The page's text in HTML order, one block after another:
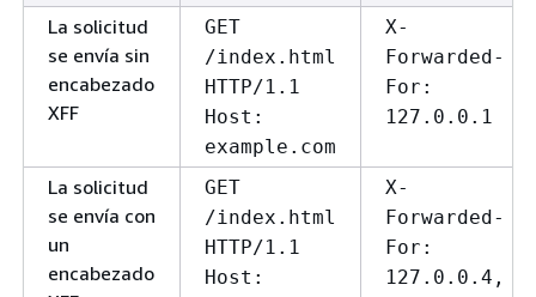
La solicitud
se envía sin
encabezado
XFF
GET
/index.html
HTTP/1.1
Host:
example.com
X-
Forwarded-
For:
127.0.0.1
La solicitud
se envía con
un
encabezado
GET
/index.html
HTTP/1.1
Host:
X-
Forwarded-
For:
127.0.0.4,